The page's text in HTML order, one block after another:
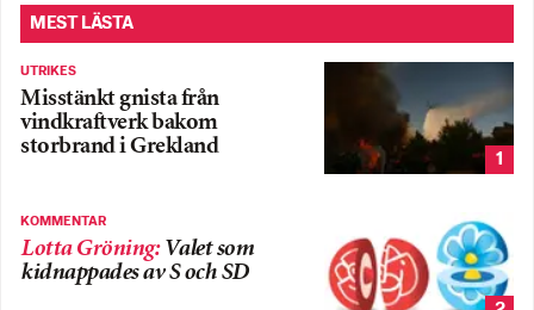
MEST LÄSTA
UTRIKES
Misstänkt gnista från
vindkraftverk bakom
storbrand i Grekland
1
KOMMENTAR
Lotta Gröning: Valet som
kidnappades av S och SD